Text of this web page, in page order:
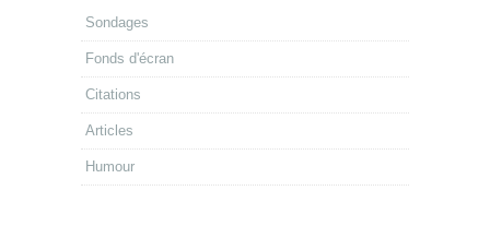
Sondages
Fonds d'écran
Citations
Articles
Humour